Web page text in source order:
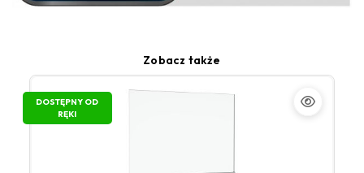
Zobacz także
DOSTĘPNY OD
RĘKI